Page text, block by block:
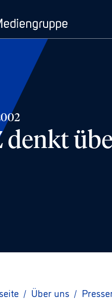
denkt
/ Über uns /